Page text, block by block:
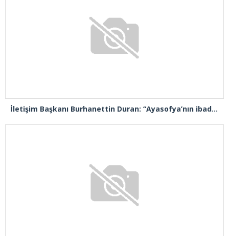
İletişim Başkanı Burhanettin Duran: “Ayasofya’nın ibadete açılması adeta bir Kızılelma’ydı”